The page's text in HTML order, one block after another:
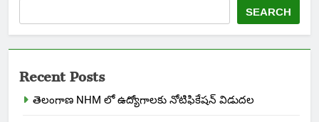
SEARCH
Recent Posts
తెలంగాణ NHM లో ఉద్యోగాలకు నోటిఫికేషన్ విడుదల